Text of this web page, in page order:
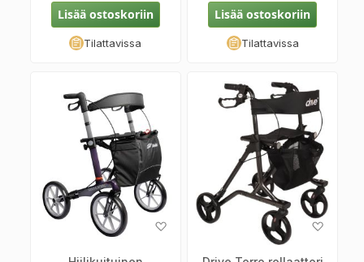
Lisää ostoskoriin
Tilattavissa
Lisää ostoskoriin
Tilattavissa